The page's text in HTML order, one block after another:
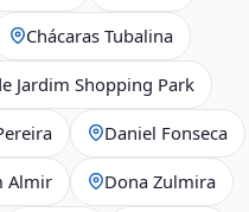
Chácaras Tubalina
Jardim Shopping Park
Daniel Fonseca
Almir Dona Zulmira